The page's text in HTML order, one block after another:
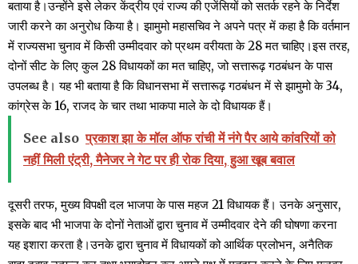
बताया है।उन्होंने इसे लेकर केंद्रीय एवं राज्य की एजेंसियों को सतर्क रहने के निर्देश
जारी करने का अनुरोध किया है। झामुमो महासचिव ने अपने पत्र में कहा है कि वर्तमान
में राज्यसभा चुनाव में किसी उम्मीदवार को प्रथम वरीयता के 28 मत चाहिए।इस तरह,
दोनों सीट के लिए कुल 28 विधायकों का मत चाहिए, जो सत्तारूढ़ गठबंधन के पास
उपलब्ध है। यह भी बताया है कि विधानसभा में सत्तारूढ़ गठबंधन में से झामुमो के 34,
कांग्रेस के 16, राजद के चार तथा भाकपा माले के दो विधायक हैं।
See also प्रकाश झा के मॉल ऑफ रांची में नंगे पैर आये कांवरियों को
नहीं मिली एंट्री, मैनेजर ने गेट पर ही रोक दिया, हुआ खूब बवाल
दूसरी तरफ, मुख्य विपक्षी दल भाजपा के पास महज 21 विधायक हैं। उनके अनुसार,
इसके बाद भी भाजपा के दोनों नेताओं द्वारा चुनाव में उम्मीदवार देने की घोषणा करना
यह इशारा करता है।उनके द्वारा चुनाव में विधायकों को आर्थिक प्रलोभन, अनैतिक